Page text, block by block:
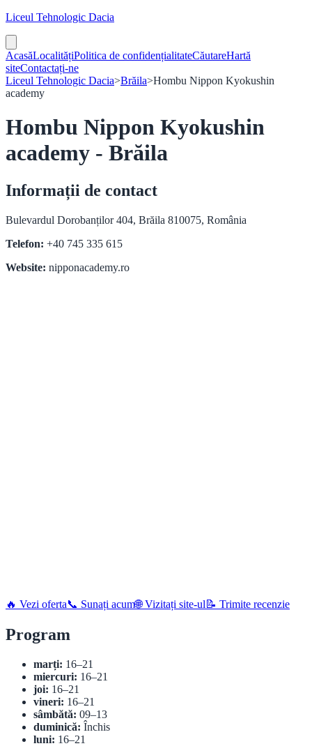
Liceul Tehnologic Dacia
AcasăLocalitățiPolitica de confidențialitateCăutareHartă
siteContactați-ne
Liceul Tehnologic Dacia>Brăila>Hombu Nippon Kyokushin
academy
Hombu Nippon Kyokushin
academy - Brăila
Informații de contact
Bulevardul Dorobanților 404, Brăila 810075, România
Telefon: +40 745 335 615
Website: nipponacademy.ro
🔥 Vezi oferta📞 Sunați acum🌐 Vizitați site-ul 📝 Trimite recenzie
Program
marți: 16–21
miercuri: 16–21
joi: 16–21
vineri: 16–21
sâmbătă: 09–13
duminică: Închis
luni: 16–21